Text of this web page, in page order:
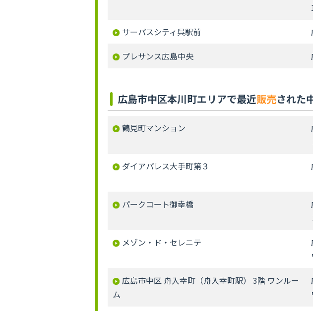
サーパスシティ呉駅前
プレサンス広島中央
広島市中区本川町エリアで最近販売された
鶴見町マンション
ダイアパレス大手町第３
パークコート御幸橋
メゾン・ド・セレニテ
広島市中区 舟入幸町（舟入幸町駅） 3階 ワンルー
ム